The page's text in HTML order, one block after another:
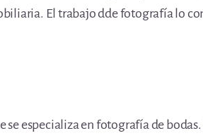
El trabajo dde fotografía lo
se especializa en fotografía de